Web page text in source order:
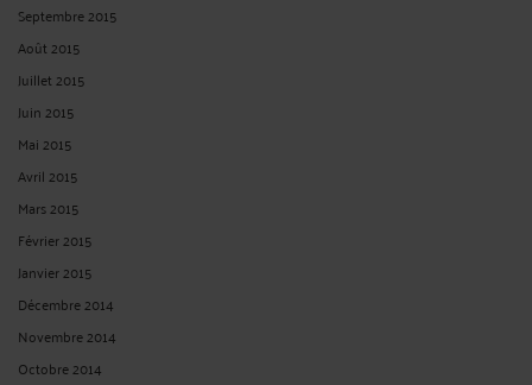
Septembre 2015
Août 2015
Juillet 2015
Juin 2015
Mai 2015
Avril 2015
Mars 2015
Février 2015
Janvier 2015
Décembre 2014
Novembre 2014
Octobre 2014